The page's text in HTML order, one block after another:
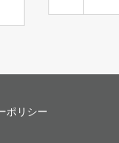
ポリシー